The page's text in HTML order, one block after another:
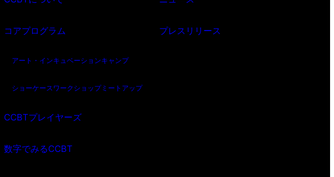
コアプログラム
アート・インキュベーションキャンプ
ショーケースワークショップミートアップ
CCBTプレイヤーズ
数字でみるCCBT
プレスリリース